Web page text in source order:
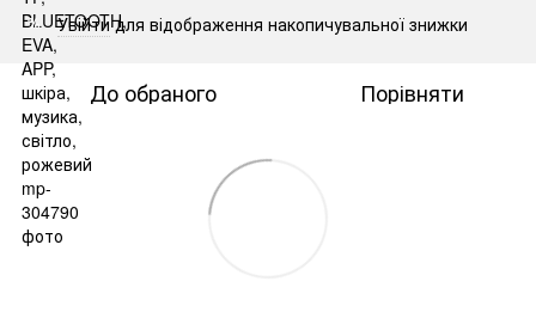
% Увійтидля відображення накопичувальної знижки
До обраного Порівняти